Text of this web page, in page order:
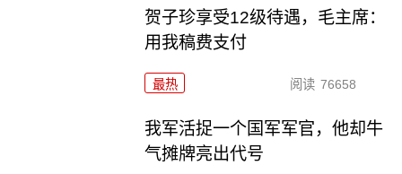
贺子珍享受12级待遇，毛主席：
用我稿费支付
最热 阅读 76658
我军活捉一个国军军官，他却牛
气摊牌亮出代号